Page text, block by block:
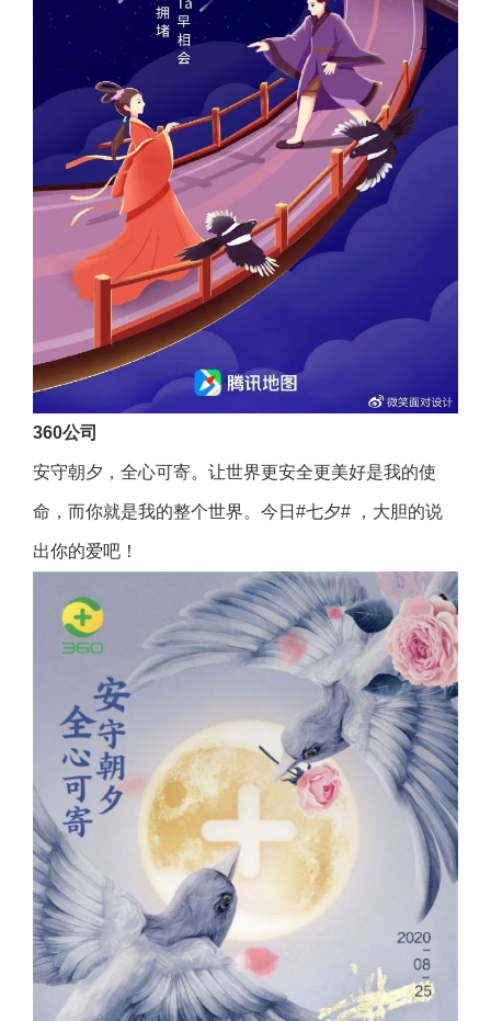
360公司
安守朝夕，全心可寄。让世界更安全更美好是我的使
命，而你就是我的整个世界。今日#七夕# ，大胆的说
出你的爱吧！